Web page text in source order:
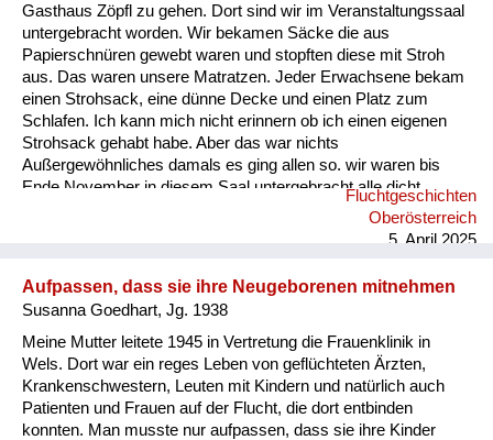
Gasthaus Zöpfl zu gehen. Dort sind wir im Veranstaltungssaal
untergebracht worden. Wir bekamen Säcke die aus
Papierschnüren gewebt waren und stopften diese mit Stroh
aus. Das waren unsere Matratzen. Jeder Erwachsene bekam
einen Strohsack, eine dünne Decke und einen Platz zum
Schlafen. Ich kann mich nicht erinnern ob ich einen eigenen
Strohsack gehabt habe. Aber das war nichts
Außergewöhnliches damals es ging allen so. wir waren bis
Ende November in diesem Saal untergebracht alle dicht
nebeneinander gereiht. Es gab keine Rücksicht auf
Intimsphäre. Mein Vater sah sich schon am zweiten Tag nach
Schneiderei am Marktplatz an zu arbeiten. Nach ungefähr
sechs Wochen bekamen wir eine Zwei-Zimmer-Wohnung in
der wir zu ...
Fluchtgeschichten
Oberösterreich
5. April 2025
Aufpassen, dass sie ihre Neugeborenen mitnehmen
Susanna Goedhart, Jg. 1938
Meine Mutter leitete 1945 in Vertretung die Frauenklinik in
Wels. Dort war ein reges Leben von geflüchteten Ärzten,
Krankenschwestern, Leuten mit Kindern und natürlich auch
Patienten und Frauen auf der Flucht, die dort entbinden
konnten. Man musste nur aufpassen, dass sie ihre Kinder